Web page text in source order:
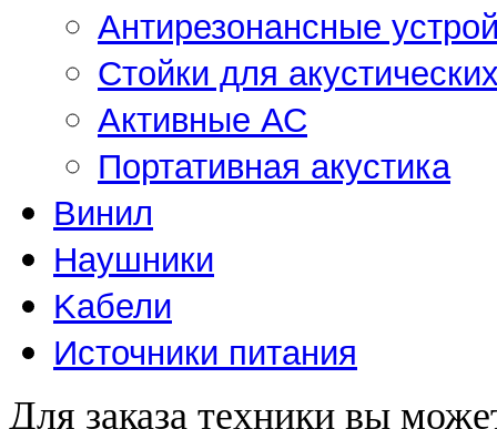
Антирезонансные
Стойки для
Активные АС
Портативная акустика
Винил
Наушники
Kабели
Источники питания
Для заказа техники вы